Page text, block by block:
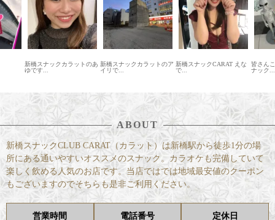
新橋スナックカラットのあ
ゆです...
新橋スナックカラットのア
イリで...
新橋スナックCARAT えな
で...
皆さん
ナック...
ABOUT
新橋スナックCLUB CARAT（カラット）は新橋駅から徒歩1分の場
所にある通いやすいオススメのスナック。カラオケも完備していて
楽しく飲める人気のお店です。当店ではでは地域最安値のクーポン
もございますのでそちらも是非ご利用ください。
営業時間 電話番号 定休日